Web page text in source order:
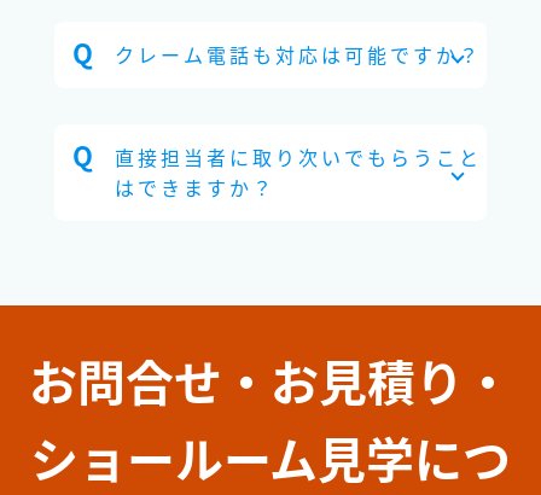
クレーム電話も対応は可能ですか？
直接担当者に取り次いでもらうこと
はできますか？
お問合せ・お見積り・
ショールーム見学につ